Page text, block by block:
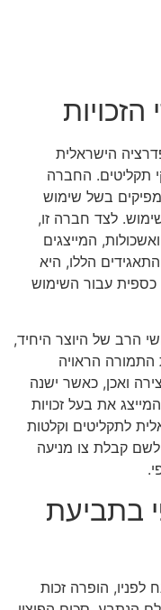
הישראלית
תקליטים. החברה
בשל שימוש
לצד חברה זו,
ואשכולות, המייצגים
הללו, היא
כספית עבור השימוש
הרב של היוצר היחיד,
התמורה הראויה
ואכן, כאשר ישנה
את בעל זכויות
לתקליטים וקלטות
לשם קבלת צו מניעה
בתביעת
הופרה זכות